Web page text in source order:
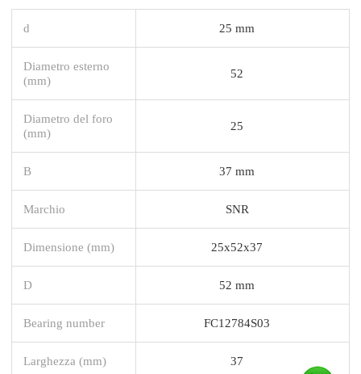
d 25 mm
Diametro esterno
(mm)
52
Diametro del foro
(mm)
25
B 37 mm
Marchio SNR
Dimensione (mm) 25x52x37
D 52 mm
Bearing number FC12784S03
Larghezza (mm) 37